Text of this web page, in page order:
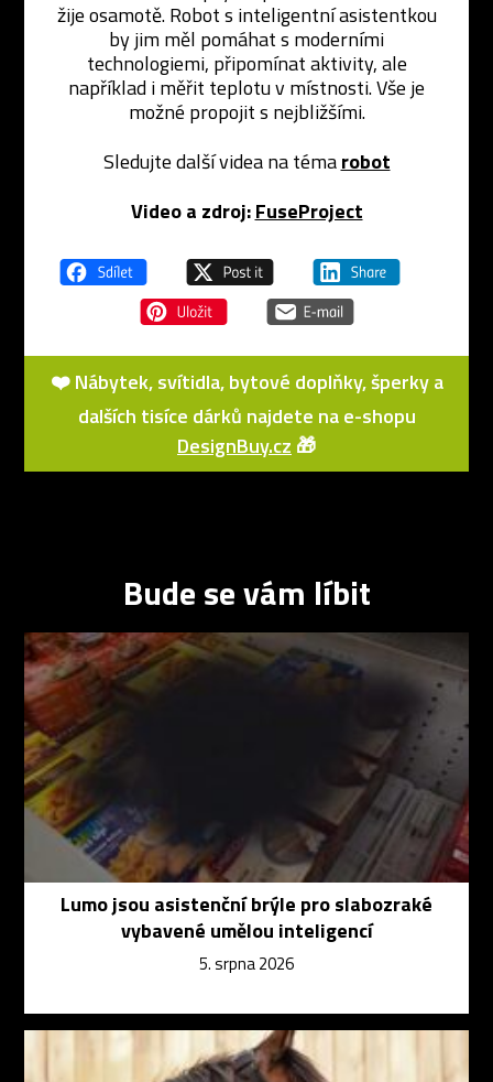
žije osamotě. Robot s inteligentní asistentkou
by jim měl pomáhat s moderními
technologiemi, připomínat aktivity, ale
například i měřit teplotu v místnosti. Vše je
možné propojit s nejbližšími.
Sledujte další videa na témarobot
Video a zdroj: FuseProject
❤️ Nábytek, svítidla, bytové doplňky, šperky a
dalších tisíce dárků najdete na e-shopu
DesignBuy.cz 🎁
Bude se vám líbit
Lumo jsou asistenční brýle pro slabozraké
vybavené umělou inteligencí
5. srpna 2026